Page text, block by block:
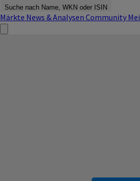
Suche nach Name, WKN oder ISIN
Märkte News & Analysen Community